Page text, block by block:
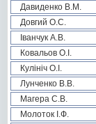
Давиденко В.М.
Довгий О.С.
Іванчук А.В.
Ковальов О.І.
Кулініч О.І.
Лунченко В.В.
Магера С.В.
Молоток І.Ф.